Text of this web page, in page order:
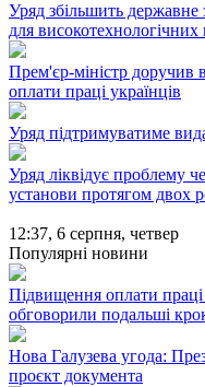
Уряд збільшить державне
для високотехнологічних
Прем'єр-міністр доручив
оплати праці українців
Уряд підтримуватиме
Уряд ліквідує проблему
установи протягом двох
12:37, 6 серпня, четвер
Популярні новини
Підвищення оплати
обговорили подальші
Нова Галузева угода:
проєкт документа